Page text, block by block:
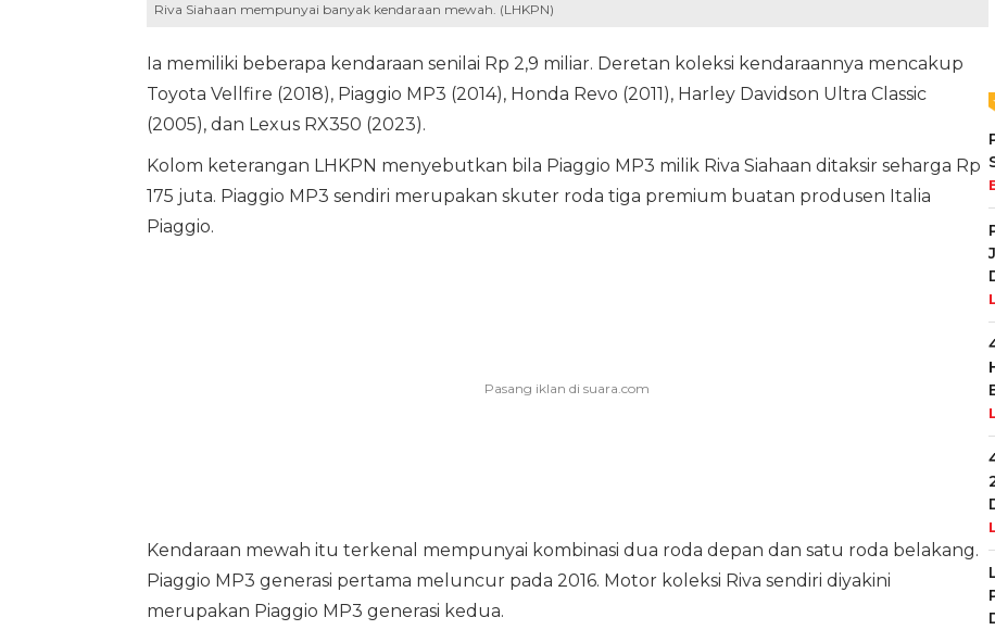
Riva Siahaan mempunyai banyak kendaraan mewah. (LHKPN)
Ia memiliki beberapa kendaraan senilai Rp 2,9 miliar. Deretan koleksi kendaraannya mencakup
Toyota Vellfire (2018), Piaggio MP3 (2014), Honda Revo (2011), Harley Davidson Ultra Classic
(2005), dan Lexus RX350 (2023).
Kolom keterangan LHKPN menyebutkan bila Piaggio MP3 milik Riva Siahaan ditaksir seharga Rp
175 juta. Piaggio MP3 sendiri merupakan skuter roda tiga premium buatan produsen Italia
Piaggio.
Kendaraan mewah itu terkenal mempunyai kombinasi dua roda depan dan satu roda belakang.
Piaggio MP3 generasi pertama meluncur pada 2016. Motor koleksi Riva sendiri diyakini
merupakan Piaggio MP3 generasi kedua.